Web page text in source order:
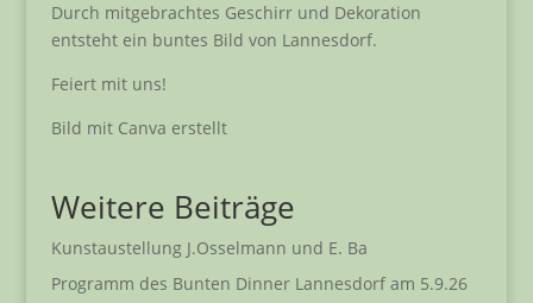
Durch mitgebrachtes Geschirr und Dekoration
entsteht ein buntes Bild von Lannesdorf.
Feiert mit uns!
Bild mit Canva erstellt
Weitere Beiträge
Kunstaustellung J.Osselmann und E. Ba
Programm des Bunten Dinner Lannesdorf am 5.9.26